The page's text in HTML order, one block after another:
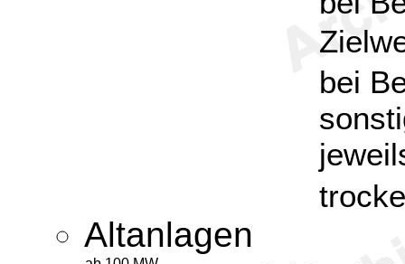
bei
Altanlagen